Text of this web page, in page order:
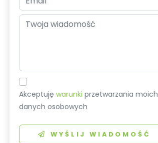
Akceptujęwarunki przetwarzania moich
danych osobowych
WYŚLIJ WIADOMOŚĆ